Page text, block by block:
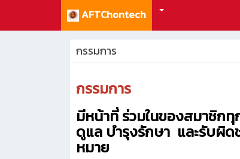
AFTChontech
กรรมการ
กรรมการ
มีหน้าที่ ร่วมในของสมาชิก
ดูแล บำรุงรักษา และรับผิ
หมาย